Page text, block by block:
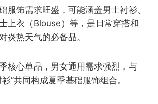
服饰需求旺盛，可能涵盖男士衬衫、
上衣（Blouse）等，是日常穿搭和
炎热天气的必备品。
核心单品，男女通用需求强烈，与
衫”共同构成夏季基础服饰组合。